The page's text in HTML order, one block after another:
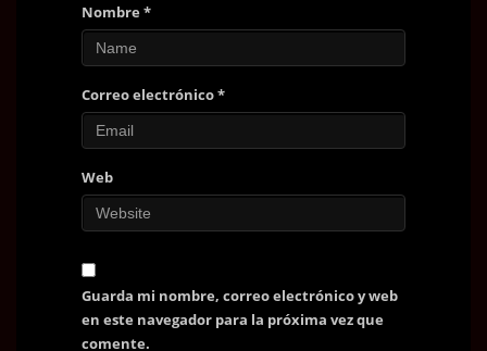
Nombre *
Correo electrónico*
Web
Guarda mi nombre, correo electrónico y web
en este navegador para la próxima vez que
comente.